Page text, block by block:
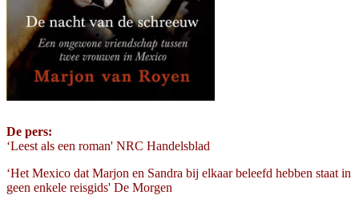
De pers:
‘Leest als een roman' NRC Handelsblad
‘Het Mexico dat Marjon en Sandra bij elkaar beleefd hebben staat in
geen enkele reisgids' De Morgen